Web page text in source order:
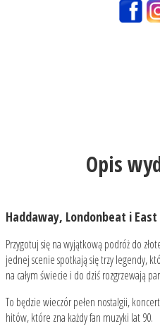
Opis
Haddaway, Londonbeat i
Przygotuj się na wyjątkową podróż do
jednej scenie spotkają się trzy legendy,
na całym świecie i do dziś rozgrzewają
To będzie wieczór pełen nostalgii,
hitów, które zna każdy fan muzyki lat 90.